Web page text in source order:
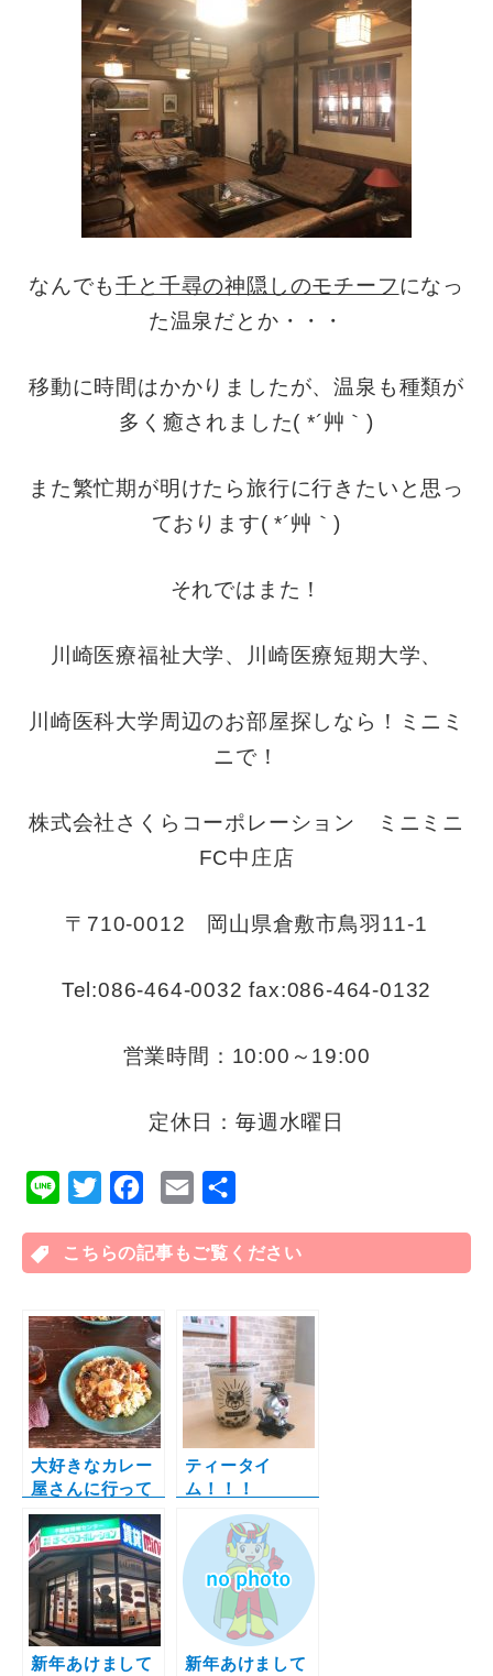
なんでも千と千尋の神隠しのモチーフになっ
た温泉だとか・・・
移動に時間はかかりましたが、温泉も種類が
多く癒されました( *´艸｀)
また繁忙期が明けたら旅行に行きたいと思っ
ております( *´艸｀)
それではまた！
川崎医療福祉大学、川崎医療短期大学、
川崎医科大学周辺のお部屋探しなら！ミニミ
ニで！
株式会社さくらコーポレーション ミニミニ
FC中庄店
〒710-0012 岡山県倉敷市鳥羽11-1
Tel:086-464-0032 fax:086-464-0132
営業時間：10:00～19:00
定休日：毎週水曜日
n
T
i
t
e
r
c
b
o
o
k
a
l
こちらの記事もご覧ください
大好きなカレー
屋さんに行って
きました。
ティータイ
ム！！！
新年あけまして
新年あけまして